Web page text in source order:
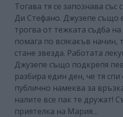
Тогава тя се запознава със
Ди Стефано. Джузепе също
трогва от тежката съдба
помага по всякакъв начин,
стане звезда. Работата
Джузепе също подкрепя
разбира един ден, че тя
публично намеква за
налите все пак те дружат!
приятелка на Мария…